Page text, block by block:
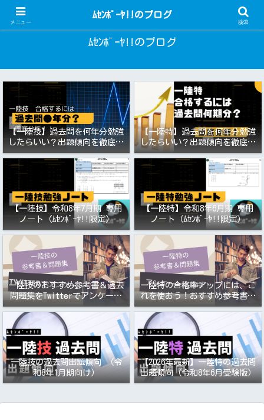
一陸技・一陸特 過去問アプリ
ﾑｾﾝﾎﾞｰﾔ!!のブログ
【一陸技】過去問を何年分勉強
したらいい？出題傾向を徹底分
析！令和8年7月期向け
【一陸特】過去問を何年分勉強
したらいい？出題傾向を徹底分
析！令和8年6月期向け（第一級
陸上特殊無線技士）
【一陸技】令和8年7月期 専用
ノート（ﾑｾﾝﾎﾞｰﾔ!!限定）
【一陸特】令和8年6月期 専用
ノート（ﾑｾﾝﾎﾞｰﾔ!!限定）
一陸技のおすすめ参考書＆過去
問題集をTwitterでアンケート
取りました
一陸特の合格率アップには、こ
れを使おう！おすすめ参考書＆
過去問題集アンケート
一陸技の過去問出題傾向 （令
和8年1月期向け）
【2026年最新】一陸特の過去問
出題傾向（令和8年6月受験版）
メニュー
ﾑｾﾝﾎﾞｰﾔ!!のブログ
検索